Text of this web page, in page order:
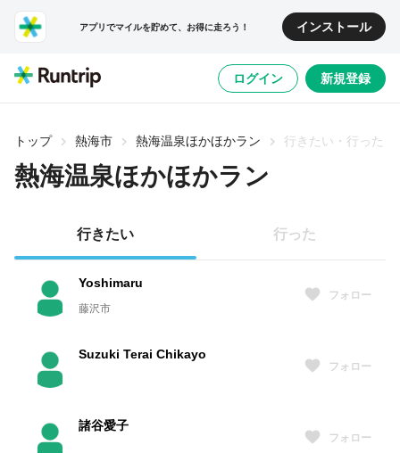
アプリでマイルを貯めて、お得に走ろう！ インストール
ログイン 新規登録
トップ 熱海市 熱海温泉ほかほかラン 行きたい・行った
熱海温泉ほかほかラン
行きたい 行った
Yoshimaru
藤沢市
フォロー
Suzuki Terai Chikayo
フォロー
諸谷愛子
フォロー